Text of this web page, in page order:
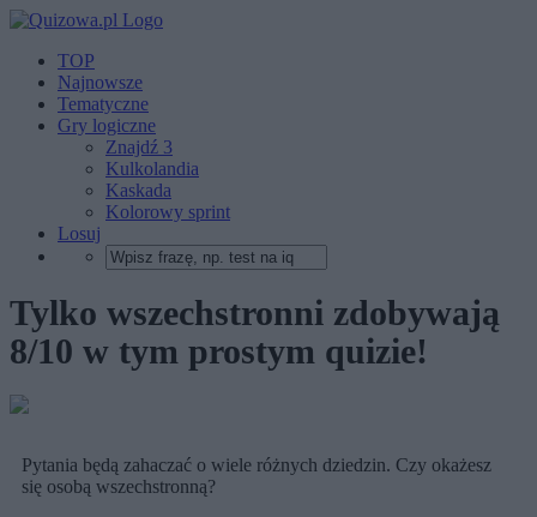
TOP
Najnowsze
Tematyczne
Gry logiczne
Znajdź 3
Kulkolandia
Kaskada
Kolorowy sprint
Losuj
Tylko wszechstronni zdobywają
8/10 w tym prostym quizie!
Pytania będą zahaczać o wiele różnych dziedzin. Czy okażesz
się osobą wszechstronną?